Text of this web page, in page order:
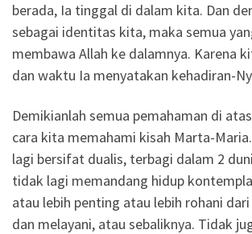
berada, Ia tinggal di dalam kita. Dan
sebagai identitas kita, maka semua
membawa Allah ke dalamnya. Karena
dan waktu Ia menyatakan kehadiran-
Demikianlah semua pemahaman di
cara kita memahami kisah Marta-
lagi bersifat dualis, terbagi dalam 2
tidak lagi memandang hidup
atau lebih penting atau lebih rohani
dan melayani, atau sebaliknya. Tidak